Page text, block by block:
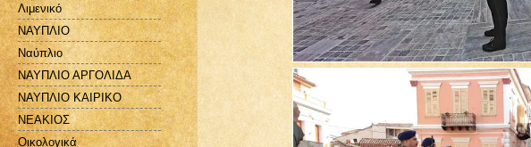
Λιμενικό
ΝΑΥΠΛΙΟ
Ναύπλιο
ΝΑΥΠΛΙΟ ΑΡΓΟΛΙΔΑ
ΝΑΥΠΛΙΟ ΚΑΙΡΙΚΟ
ΝΕΑΚΙΟΣ
Οικολογικά